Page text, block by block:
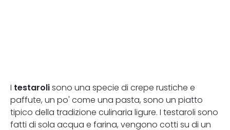
I testaroli sono una specie di crepe rustiche e
paffute, un po' come una pasta, sono un piatto
tipico della tradizione culinaria ligure. I testaroli sono
fatti di sola acqua e farina, vengono cotti su di un